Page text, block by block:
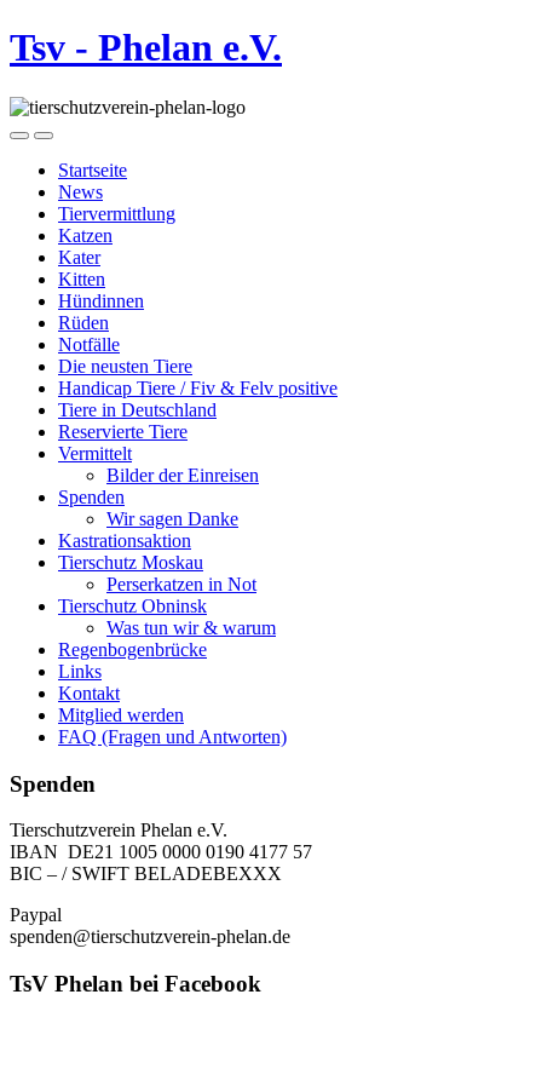
Tsv - Phelan e.V.
Startseite
News
Tiervermittlung
Katzen
Kater
Kitten
Hündinnen
Rüden
Notfälle
Die neusten Tiere
Handicap Tiere / Fiv & Felv positive
Tiere in Deutschland
Reservierte Tiere
Vermittelt
Bilder der Einreisen
Spenden
Wir sagen Danke
Kastrationsaktion
Tierschutz Moskau
Perserkatzen in Not
Tierschutz Obninsk
Was tun wir & warum
Regenbogenbrücke
Links
Kontakt
Mitglied werden
FAQ (Fragen und Antworten)
Spenden
Tierschutzverein Phelan e.V.
IBAN DE21 1005 0000 0190 4177 57
BIC – / SWIFT BELADEBEXXX
Paypal
spenden@tierschutzverein-phelan.de
TsV Phelan bei Facebook